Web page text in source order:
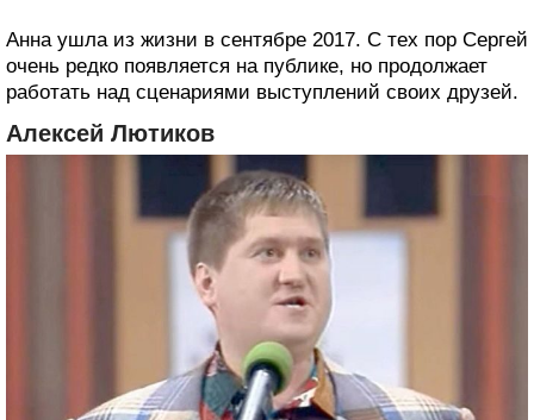
Анна ушла из жизни в сентябре 2017. С тех пор Сергей
очень редко появляется на публике, но продолжает
работать над сценариями выступлений своих друзей.
Алексей Лютиков